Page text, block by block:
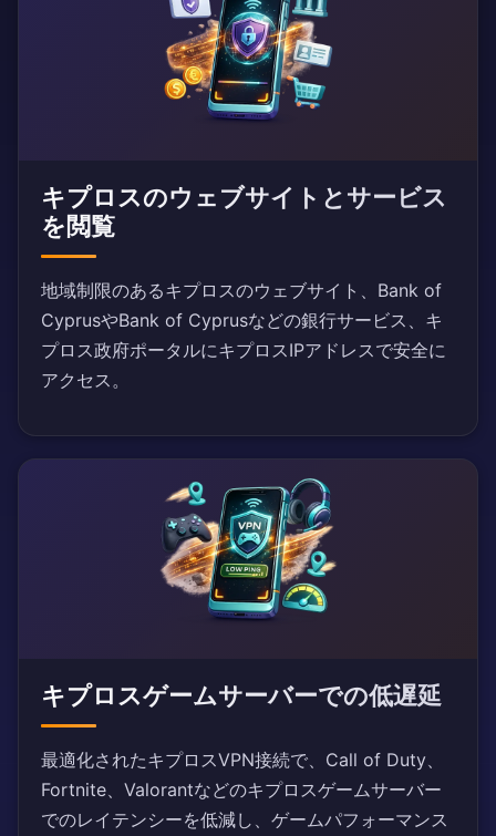
キプロスのウェブサイトとサービス
を閲覧
地域制限のあるキプロスのウェブサイト、Bank of
CyprusやBank of Cyprusなどの銀行サービス、キ
プロス政府ポータルにキプロスIPアドレスで安全に
アクセス。
キプロスゲームサーバーでの低遅延
最適化されたキプロスVPN接続で、Call of Duty、
Fortnite、Valorantなどのキプロスゲームサーバー
でのレイテンシーを低減し、ゲームパフォーマンス